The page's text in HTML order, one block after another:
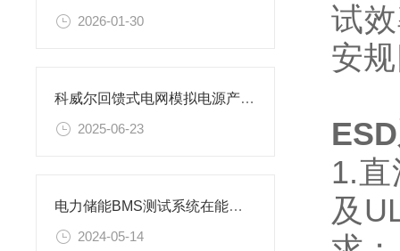
2026-01-30
科威尔回馈式电网模拟电源产品结构设计亮点
2025-06-23
电力储能BMS测试系统在能源管理中的关键作用
2024-05-14
试
安
1.
及